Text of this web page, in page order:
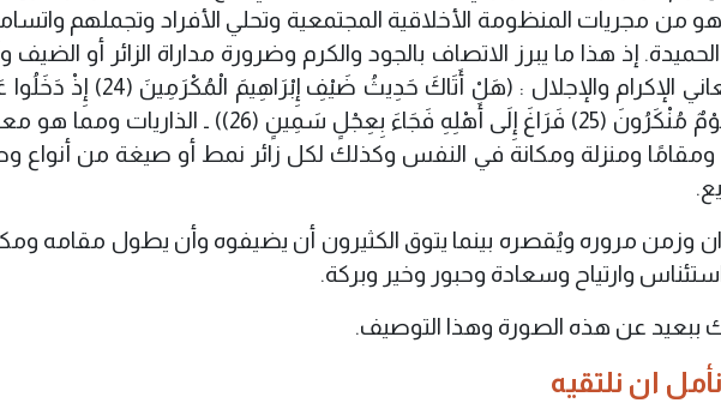
هو من مجريات المنظومة الأخلاقية المجتمعية وتحلي الأفراد وتجملهم
إذ هذا ما يبرز الاتصاف بالجود والكرم وضرورة مداراة الزائر أو الضيف
الإكرام والإجلال : (
هَلْ أَتَاكَ حَدِيثُ ضَيْفِ إِبْرَاهِيمَ الْمُكْرَمِينَ
فَقَالُوا سَلَامًا قَالَ سَلَامٌ قَوْمٌ مُنْكَرُونَ (25) فَرَاغَ إِلَى أَهْلِهِ فَجَاءَ بِعِجْلٍ سَمِينٍ (26)) ـ الذاريات
ومقامًا ومنزلة ومكانة في النفس وكذلك لكل زائر نمط أو صيغة من أنواع
وزمن مروره ويُقصره بينما يتوق الكثيرون أن يضيفوه وأن يطول مقامه
وارتياح وسعادة وحبور وخير وبركة.
عن هذه الصورة وهذا التوصيف.
ان نلتقيه